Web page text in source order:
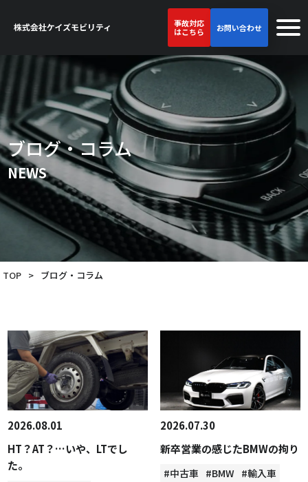
事故対応
はこちら
お問い合わせ
ブログ・コラム
NEWS
TOP > ブログ・コラム
2026.08.01
HT？AT？…いや、LTでし
た。
2026.07.30
新卒営業の感じたBMWの拘り
#中古車 #BMW #輸入車